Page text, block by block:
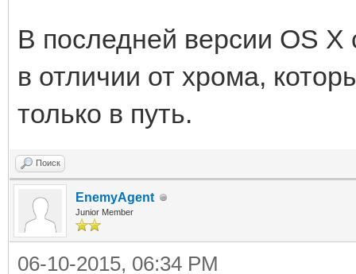
В последней версии OS
в отличии от хрома,
только в путь.
Поиск
EnemyAgent
Junior Member
06-10-2015, 06:34 PM